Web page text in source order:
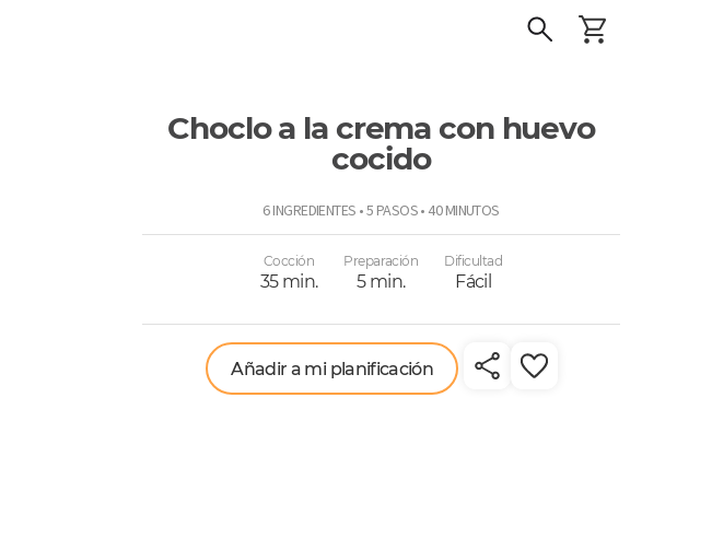
Choclo a la crema con huevo
cocido
6 INGREDIENTES • 5 PASOS • 40 MINUTOS
Cocción
35 min.
Preparación
5 min.
Dificultad
Fácil
Añadir a mi planificación